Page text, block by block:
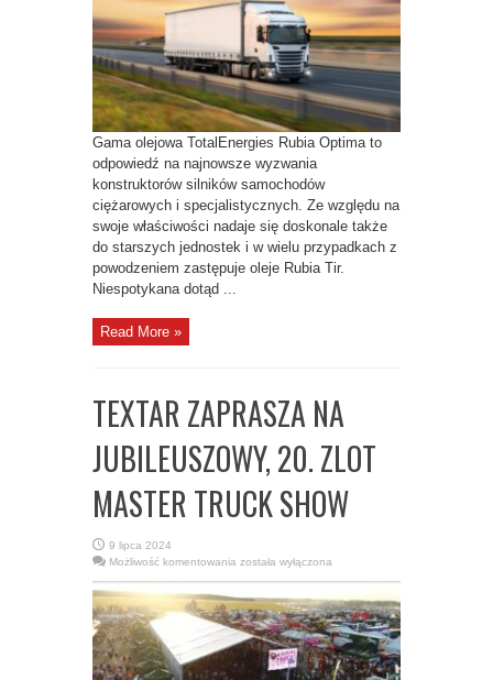
CIĘŻAROWYCH
SPECJALISTYCZNYCH ?
Gama olejowa TotalEnergies Rubia Optima to
odpowiedź na najnowsze wyzwania
konstruktorów silników samochodów
ciężarowych i specjalistycznych. Ze względu na
swoje właściwości nadaje się doskonale także
do starszych jednostek i w wielu przypadkach z
powodzeniem zastępuje oleje Rubia Tir.
Niespotykana dotąd ...
Read More »
TEXTAR ZAPRASZA NA
JUBILEUSZOWY, 20. ZLOT
MASTER TRUCK SHOW
9 lipca 2024
Możliwość komentowania TEXTAR
NA
JUBILEUSZOWY,
20.
ZLOT
MASTER
TRUCK
SHOW
została wyłączona